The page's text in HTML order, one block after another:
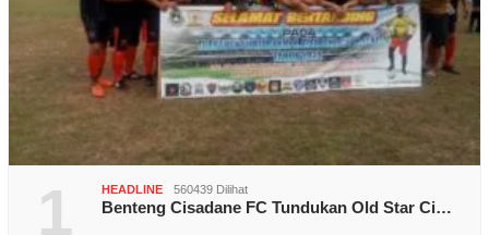
1 HEADLINE 560439 Dilihat
Benteng Cisadane FC Tundukan Old Star Ci…